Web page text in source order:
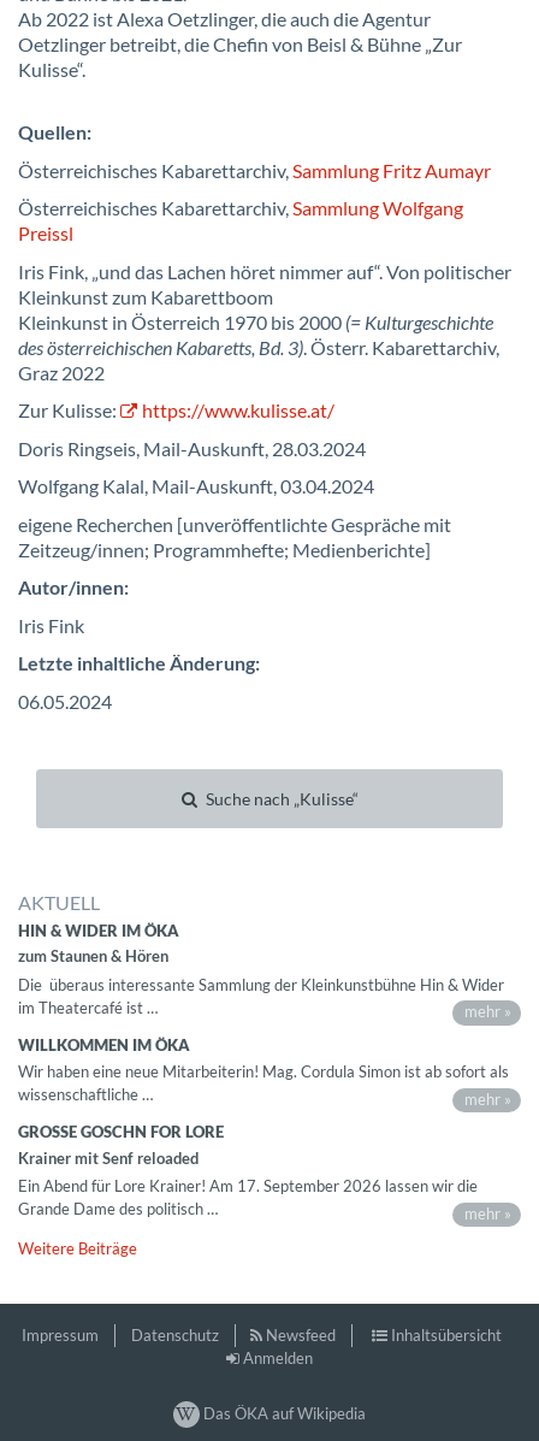
Ab 2022 ist Alexa Oetzlinger, die auch die Agentur
Oetzlinger betreibt, die Chefin von Beisl & Bühne „Zur
Kulisse“.
Quellen:
Österreichisches Kabarettarchiv,Sammlung Fritz Aumayr
Österreichisches Kabarettarchiv,Sammlung Wolfgang
Preissl
Iris Fink, „und das Lachen höret nimmer auf“. Von politischer
Kleinkunst zum Kabarettboom
Kleinkunst in Österreich 1970 bis 2000 (= Kulturgeschichte
des österreichischen Kabaretts, Bd. 3). Österr. Kabarettarchiv,
Graz 2022
Zur Kulisse:
https://www.kulisse.at/
Doris Ringseis, Mail-Auskunft, 28.03.2024
Wolfgang Kalal, Mail-Auskunft, 03.04.2024
eigene Recherchen [unveröffentlichte Gespräche mit
Zeitzeug/innen; Programmhefte; Medienberichte]
Autor/innen:
Iris Fink
Letzte inhaltliche Änderung:
06.05.2024
Suche nach „Kulisse“
AKTUELL
HIN & WIDER IM ÖKA
zum Staunen & Hören
Die überaus interessante Sammlung der Kleinkunstbühne Hin & Wider
im Theatercafé ist …
mehr »
WILLKOMMEN IM ÖKA
Wir haben eine neue Mitarbeiterin! Mag. Cordula Simon ist ab sofort als
wissenschaftliche …
mehr »
GROSSE GOSCHN FOR LORE
Krainer mit Senf reloaded
Ein Abend für Lore Krainer! Am 17. September 2026 lassen wir die
Grande Dame des politisch …
mehr »
Weitere Beiträge
Impressum Datenschutz Newsfeed
Inhaltsübersicht
Anmelden
Das ÖKA auf Wikipedia